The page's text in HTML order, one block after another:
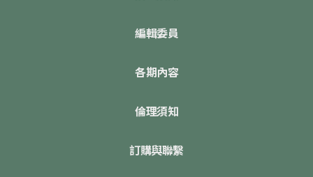
編輯委員
各期內容
倫理須知
訂購與聯繫